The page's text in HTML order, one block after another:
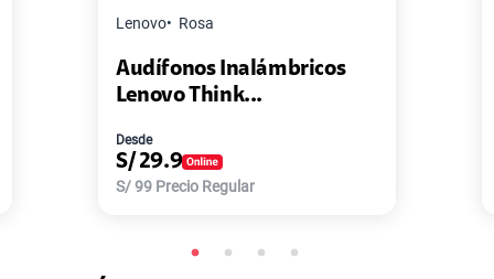
Lenovo Rosa
Audífonos Inalámbricos
Lenovo Think...
Desde
S/ 29.9
S/99 Precio Regular